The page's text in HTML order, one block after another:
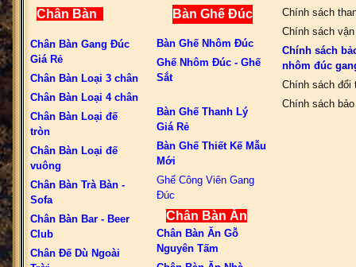
Chân Bàn
Chân Bàn Gang Đúc
Giá Rẻ
Chân Bàn Loại 3 chân
Chân Bàn Loại 4 chân
Chân Bàn Loại đế
tròn
Chân Bàn Loại đế
vuông
Chân Bàn Trà Bàn -
Sofa
Chân Bàn Bar - Beer
Club
Chân Đế Dù Ngoài
Bàn Ghế Đúc
Bàn Ghế Nhôm Đúc
Ghế Nhôm Đúc - Ghế
Sắt
Bàn Ghế Thanh Lý
Giá Rẻ
Bàn Ghế Thiết Kế Mẫu
Mới
Ghế Công Viên Gang
Đúc
Chân Bàn Ăn
Chân Bàn Ăn Gỗ
Nguyên Tấm
Chính sách
Chính sách
Chính sách
nhôm đúc
Chính sách đổi
Chính sách